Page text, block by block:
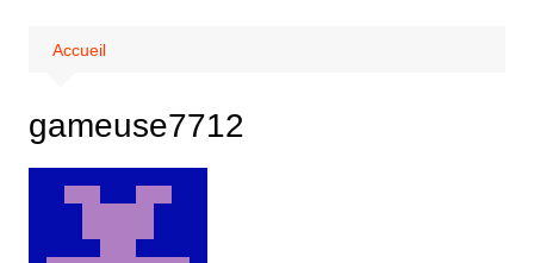
Accueil
gameuse7712